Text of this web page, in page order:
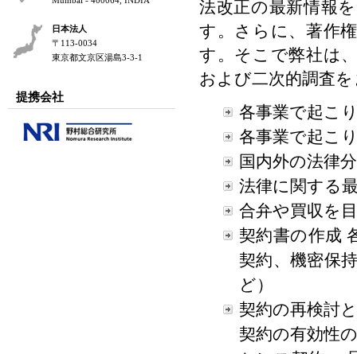
日本法人
〒113-0034
東京都文京区湯島3-3-1
提携会社
法改正の最新情報
す。さらに、著作
す。そこで弊社は
および二次的調査
各事業で起こ
各事業で起こ
国内外の法律
法律に関する
合弁や買収を
契約書の作成
契約、機密保
ど）
契約の再検討
契約の有効性